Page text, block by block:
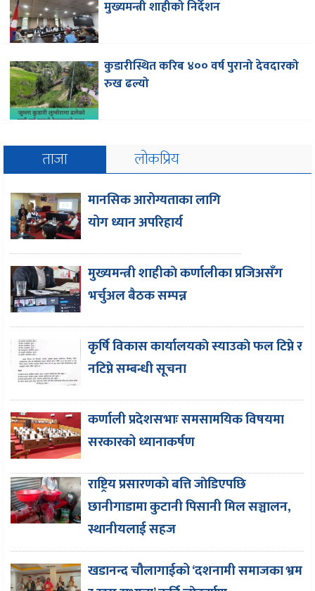
मुख्यमन्त्री शाहीको निर्देशन
कुडारीस्थित करिब ४०० वर्ष पुरानो देवदारको
रुख ढल्यो
ताजा लोकप्रिय
मानसिक आरोग्यताका लागि
योग ध्यान अपरिहार्य
मुख्यमन्त्री शाहीकाे कर्णालीका प्रजिअसँग
भर्चुअल बैठक सम्पन्न
कृर्षि विकास कार्यालयकाे स्याउकाे फल टिप्ने र
नटिप्ने सम्बन्धी सूचना
कर्णाली प्रदेशसभाः समसामयिक विषयमा
सरकारको ध्यानाकर्षण
राष्ट्रिय प्रसारणकाे बत्ति जाेडिएपछि
छानीगाडामा कुटानी पिसानी मिल सञ्चालन,
स्थानीयलाई सहज
खडानन्द चौलागाईको ‘दशनामी समाजका भ्रम